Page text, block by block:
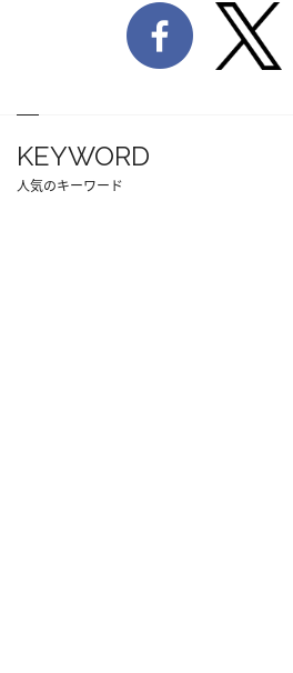
KEYWORD
人気のキーワード